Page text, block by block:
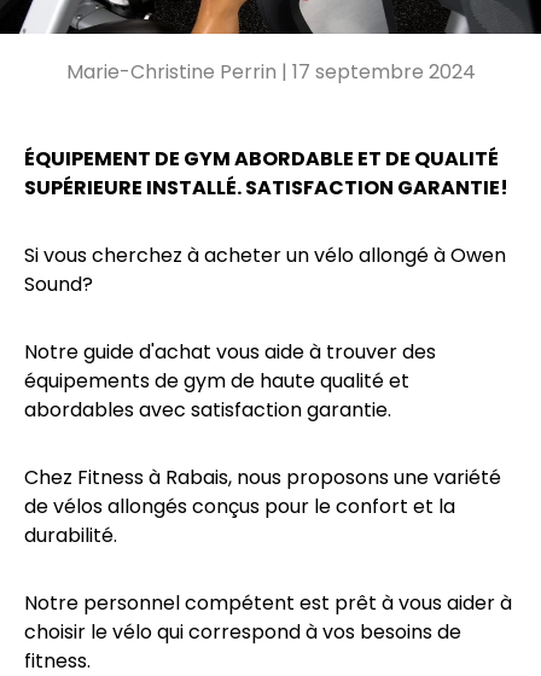
Marie-Christine Perrin | 17 septembre 2024
ÉQUIPEMENT DE GYM ABORDABLE ET DE QUALITÉ
SUPÉRIEURE INSTALLÉ. SATISFACTION GARANTIE!
Si vous cherchez à acheter un vélo allongé à Owen
Sound?
Notre guide d'achat vous aide à trouver des
équipements de gym de haute qualité et
abordables avec satisfaction garantie.
Chez Fitness à Rabais, nous proposons une variété
de vélos allongés conçus pour le confort et la
durabilité.
Notre personnel compétent est prêt à vous aider à
choisir le vélo qui correspond à vos besoins de
fitness.